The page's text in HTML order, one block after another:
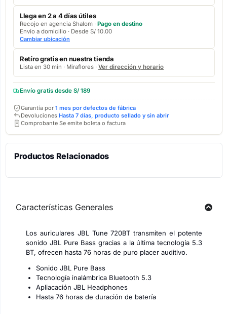
Llega en 2 a 4 días útiles
Recojo en agencia Shalom · Pago en destino
Envío a domicilio · Desde S/ 10.00
Cambiar ubicación
Retíro gratis en nuestra tienda
Lista en 30 min · Miraflores · Ver dirección y horario
Envío gratis desde S/ 189
Garantía por 1 mes por defectos de fábrica
Devoluciones Hasta 7 días, producto sellado y sin abrir
Comprobante Se emite boleta o factura
Productos Relacionados
Características Generales
Los auriculares JBL Tune 720BT transmiten el potente
sonido JBL Pure Bass gracias a la última tecnología 5.3
BT, ofrecen hasta 76 horas de puro placer auditivo.
Sonido JBL Pure Bass
Tecnología inalámbrica Bluetooth 5.3
Apliacación JBL Headphones
Hasta 76 horas de duración de batería